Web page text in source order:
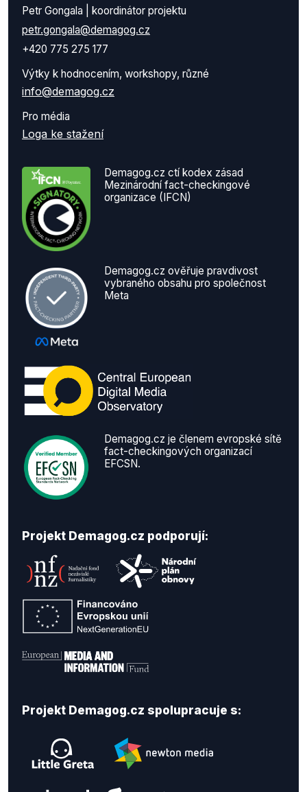
Petr Gongala | koordinátor projektu
petr.gongala@demagog.cz
+420 775 275 177
Výtky k hodnocením, workshopy, různé
info@demagog.cz
Pro média
Loga ke stažení
Demagog.cz ctí kodex zásad
Mezinárodní fact-checkingové
organizace (IFCN)
Demagog.cz ověřuje pravdivost
vybraného obsahu pro společnost
Meta
Demagog.cz je členem evropské sítě
fact-checkingových organizací
EFCSN.
Projekt Demagog.cz podporují:
Projekt Demagog.cz spolupracuje s: